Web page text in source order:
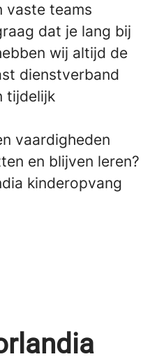
vaste teams
dat je lang bij
wij altijd de
dienstverband
tijdelijk
vaardigheden
en blijven leren?
kinderopvang